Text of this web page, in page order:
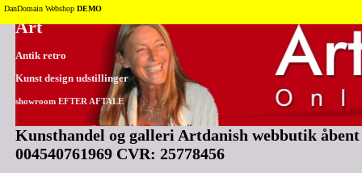
Tilbage til toppen
Art
Antik retro
Kunst design udstillinger
showroom EFTER AFTALE
Kunsthandel og galleri Artdanish webbutik
004540761969 CVR: 25778456
DanDomain Webshop DEMO